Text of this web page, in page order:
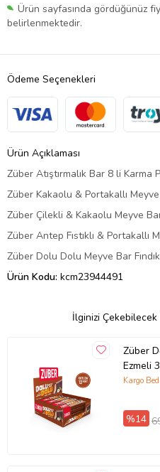
Ürün sayfasında gördüğünüz
belirlenmektedir.
Ödeme Seçenekleri
Ürün Açıklaması
Züber Atıştırmalık Bar 8 li Karma
Züber Kakaolu & Portakallı
Züber Çilekli & Kakaolu Meyve
Züber Antep Fıstıklı & Portakallı
Züber Dolu Dolu Meyve Bar
Ürün Kodu: kcm23944491
İlginizi
Züber
Ezmeli
Kargo
%14